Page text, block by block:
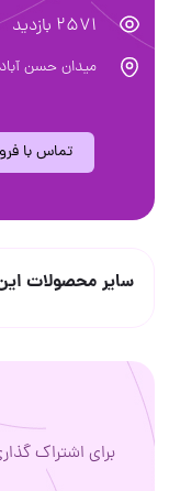
2571 بازدید
میدان حسن
تماس با
سایر محصولات
برای اشتراک